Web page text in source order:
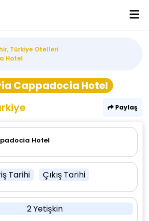
Türkiye Otelleri
Hotel
Cappadocia Hotel
Paylaş
Tarihi Çıkış Tarihi
2 Yetişkin